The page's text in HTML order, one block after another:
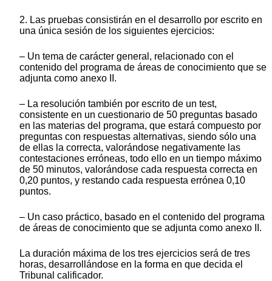
2. Las pruebas consistirán en el desarrollo por escrito en
una única sesión de los siguientes ejercicios:
– Un tema de carácter general, relacionado con el
contenido del programa de áreas de conocimiento que se
adjunta como anexo II.
– La resolución también por escrito de un test,
consistente en un cuestionario de 50 preguntas basado
en las materias del programa, que estará compuesto por
preguntas con respuestas alternativas, siendo sólo una
de ellas la correcta, valorándose negativamente las
contestaciones erróneas, todo ello en un tiempo máximo
de 50 minutos, valorándose cada respuesta correcta en
0,20 puntos, y restando cada respuesta errónea 0,10
puntos.
– Un caso práctico, basado en el contenido del programa
de áreas de conocimiento que se adjunta como anexo II.
La duración máxima de los tres ejercicios será de tres
horas, desarrollándose en la forma en que decida el
Tribunal calificador.